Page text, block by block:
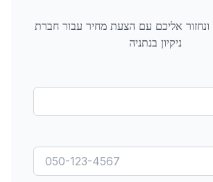
אליכם עם הצעת מחיר עבור חברת
ניקיון בנתניה